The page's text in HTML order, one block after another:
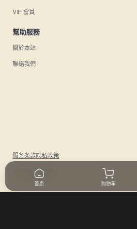
VIP 會員
幫助服務
關於本站
聯絡我們
服务条款隐私政策
© 2026 UU日雜.
首页 购物车